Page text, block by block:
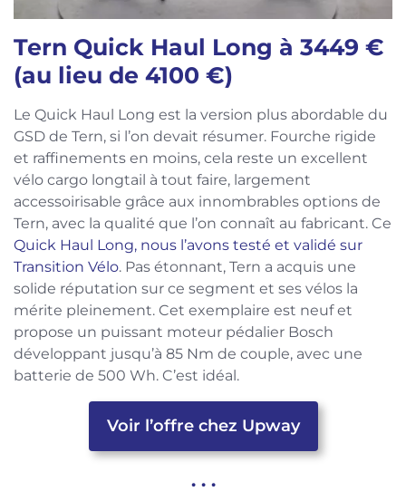
Tern Quick Haul Long à 3449 €
(au lieu de 4100 €)
Le Quick Haul Long est la version plus abordable du
GSD de Tern, si l’on devait résumer. Fourche rigide
et raffinements en moins, cela reste un excellent
vélo cargo longtail à tout faire, largement
accessoirisable grâce aux innombrables options de
Tern, avec la qualité que l’on connaît au fabricant. Ce
Quick Haul Long, nous l’avons testé et validé sur
Transition Vélo. Pas étonnant, Tern a acquis une
solide réputation sur ce segment et ses vélos la
mérite pleinement. Cet exemplaire est neuf et
propose un puissant moteur pédalier Bosch
développant jusqu’à 85 Nm de couple, avec une
batterie de 500 Wh. C’est idéal.
Voir l’offre chez Upway
. . .